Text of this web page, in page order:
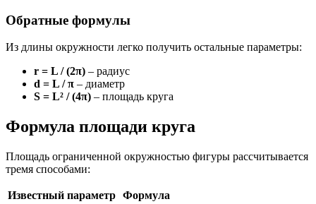
Обратные формулы
Из длины окружности легко получить остальные параметры:
r = L / (2π) – радиус
d = L / π – диаметр
S = L² / (4π) – площадь круга
Формула площади круга
Площадь ограниченной окружностью фигуры рассчитывается
тремя способами:
Известный параметр Формула